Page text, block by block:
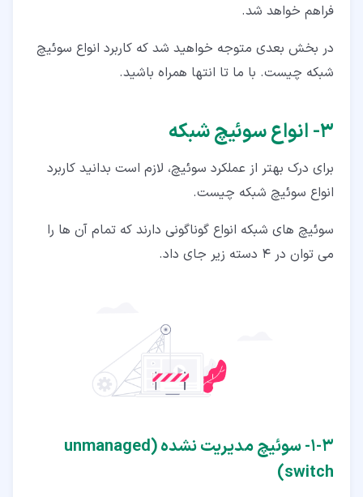
فراهم خواهد شد.
در بخش بعدی متوجه خواهید شد که کاربرد انواع سوئیچ
شبکه چیست. با ما تا انتها همراه باشید.
۳‏- انواع سوئیچ شبکه
برای درک بهتر از عملکرد سوئیچ، لازم است بدانید کاربرد
انواع سوئیچ شبکه چیست.
سوئیچ های شبکه انواع گوناگونی دارند که تمام آن ها را
می توان در 4 دسته زیر جای داد.
۳‏-‏۱‏- سوئیچ مدیریت نشده (unmanaged
switch)